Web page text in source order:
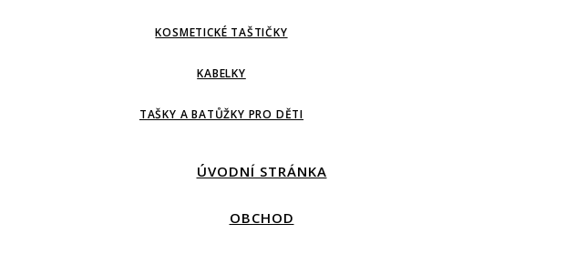
KOSMETICKÉ TAŠTIČKY
KABELKY
TAŠKY A BATŮŽKY PRO DĚTI
ÚVODNÍ STRÁNKA
OBCHOD